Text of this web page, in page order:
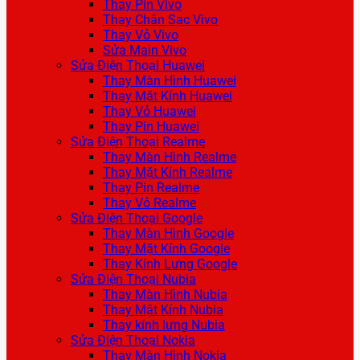
Thay Pin Vivo
Thay Chân Sạc Vivo
Thay Vỏ Vivo
Sửa Main Vivo
Sửa Điện Thoại Huawei
Thay Màn Hình Huawei
Thay Mặt Kính Huawei
Thay Vỏ Huawei
Thay Pin Huawei
Sửa Điện Thoại Realme
Thay Màn Hình Realme
Thay Mặt Kính Realme
Thay Pin Realme
Thay Vỏ Realme
Sửa Điện Thoại Google
Thay Màn Hình Google
Thay Mặt Kính Google
Thay Kính Lưng Google
Sửa Điện Thoại Nubia
Thay Màn Hình Nubia
Thay Mặt Kính Nubia
Thay kính lưng Nubia
Sửa Điện Thoại Nokia
Thay Màn Hình Nokia